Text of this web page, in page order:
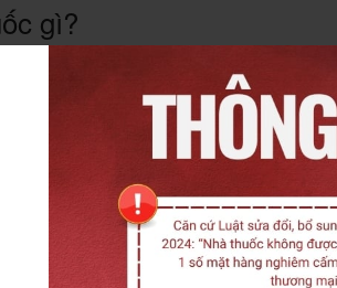
gì?
tim mạch, được sản xuất bởi Công
nhà sản xuất dược phẩm hàng
ký VD-27447-17 , hàm lượng hoạt
màu trắng, dễ sử dụng.
sản phẩm cùng hoạt chất trên
đầu cho nhiều đối tượng bệnh
thận hoặc những người có nguy